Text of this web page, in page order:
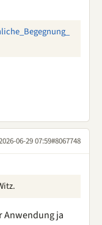
06-29 07:59#8067748
Anwendung ja